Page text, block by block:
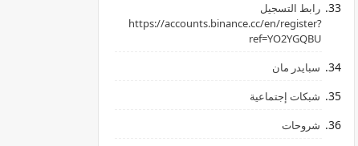
رابط ‏التسجيل
‏https://accounts.binance.cc/en/register?
ref=YO2YGQBU ‏
سبايدر مان
شبكات إجتماعية
شروحات